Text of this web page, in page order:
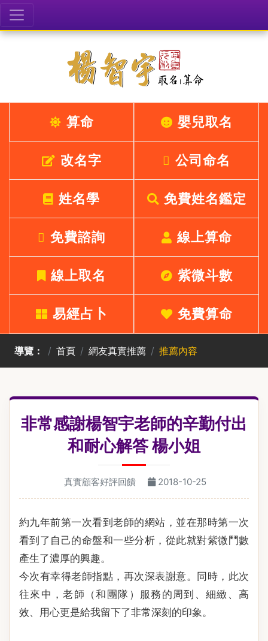
算命 嬰兒取名
改名字 公司命名
姓名學 免費姓名鑑定
免費諮詢 線上算命
線上取名 紫微斗數
易經占卜 免費算命
導覽： 首頁 網友真實推薦 推薦內容
非常感謝楊智宇老師的辛勤付出
和耐心解答 楊小姐
真實顧客好評回饋 2018-10-25
約九年前第一次看到老師的網站，並在那時第一次
看到了自己的命盤和一些分析，從此就對紫微鬥數
產生了濃厚的興趣。
今次有幸得老師指點，再次深表謝意。同時，此次
往來中，老師（和團隊）服務的周到、細緻、高
效、用心更是給我留下了非常深刻的印象。